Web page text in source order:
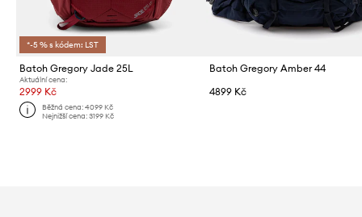
*-5 % s kódem: LST
Batoh Gregory Jade 25L
Aktuální cena:
2999 Kč
Běžná cena:4099 Kč
Nejnižší cena:3199 Kč
Batoh Gregory Amber 44
4899 Kč